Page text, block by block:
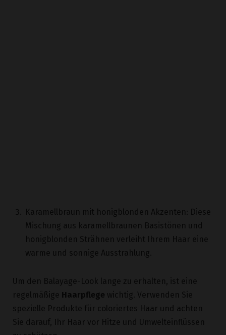
honigblonden Strähnen verleiht Ihrem Haar eine
warme und sonnige Ausstrahlung.
Um den Balayage-Look lange zu erhalten, ist eine
spezielle Produkte für coloriertes Haar und achten
Sie darauf, Ihr Haar vor Hitze und Umwelteinflüssen
zu schützen.